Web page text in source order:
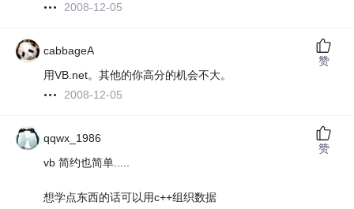
2008-12-05
cabbageA
用VB.net。其他的你高分的机会不大。
2008-12-05
赞
qqwx_1986
vb 简约也简单.....
想学点东西的话可以用c++组织数据
赞